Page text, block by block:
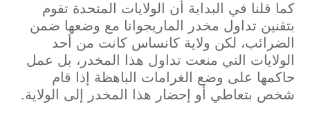
كما قلنا في البداية أن الولايات المتحدة تقوم
بتقنين تداول مخدر الماريجوانا مع وضعها ضمن
الضرائب، لكن ولاية كانساس كانت من أحد
الولايات التي منعت تداول هذا المخدر، بل عمل
حاكمها على وضع الغرامات الباهظة إذا قام
شخص بتعاطي أو إحضار هذا المخدر إلى الولاية.